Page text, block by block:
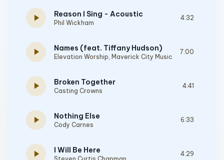
play_arrow Reason I Sing - Acoustic
Phil Wickham
4:32
play_arrow Names (feat. Tiffany Hudson)
Elevation Worship, Maverick City Music
7:00
play_arrow Broken Together
Casting Crowns
4:41
play_arrow Nothing Else
Cody Carnes
6:33
play_arrow I Will Be Here 4:29